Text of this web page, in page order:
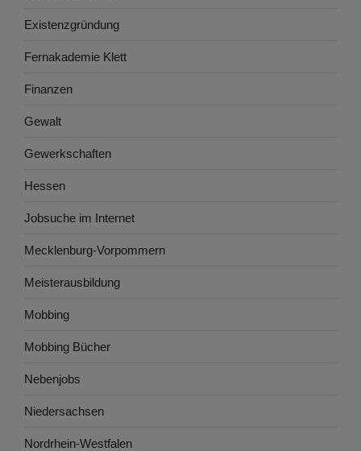
Existenzgründung
Fernakademie Klett
Finanzen
Gewalt
Gewerkschaften
Hessen
Jobsuche im Internet
Mecklenburg-Vorpommern
Meisterausbildung
Mobbing
Mobbing Bücher
Nebenjobs
Niedersachsen
Nordrhein-Westfalen